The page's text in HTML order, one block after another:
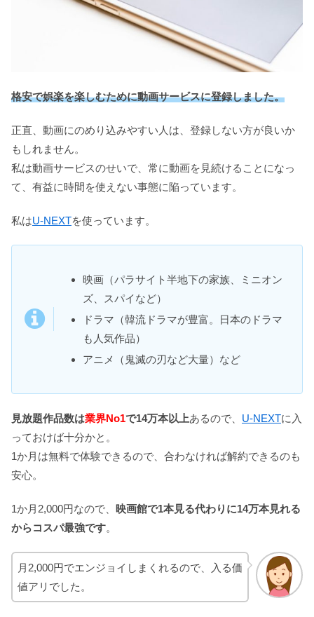
格安で娯楽を楽しむために動画サービスに登録しました。
正直、動画にのめり込みやすい人は、登録しない方が良いか
もしれません。
私は動画サービスのせいで、常に動画を見続けることになっ
て、有益に時間を使えない事態に陥っています。
私はU-NEXTを使っています。
映画（パラサイト半地下の家族、ミニオン
ズ、スパイなど）
ドラマ（韓流ドラマが豊富。日本のドラマ
も人気作品）
アニメ（鬼滅の刃など大量）など
見放題作品数は業界No1で14万本以上あるので、 U-NEXTに入
っておけば十分かと。
1か月は無料で体験できるので、合わなければ解約できるのも
安心。
1か月2,000円なので、 映画館で1本見る代わりに14万本見れる
からコスパ最強です。
月2,000円でエンジョイしまくれるので、入る価
値アリでした。